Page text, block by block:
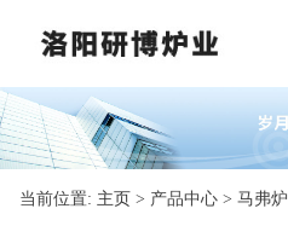
当前位置: 主页 > 产品中心 > 马弗炉